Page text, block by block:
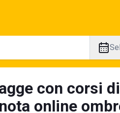
con corsi
online